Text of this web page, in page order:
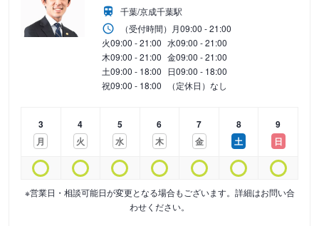
千葉/京成千葉駅
（受付時間） 月09:00 - 21:00
火09:00 - 21:00 水09:00 - 21:00
木09:00 - 21:00 金09:00 - 21:00
土09:00 - 18:00 日09:00 - 18:00
祝09:00 - 18:00 （定休日）なし
3
月
4
火
5
水
6
木
7
金
8
土
9
日
※営業日・相談可能日が変更となる場合もございます。詳細はお問い合
わせください。